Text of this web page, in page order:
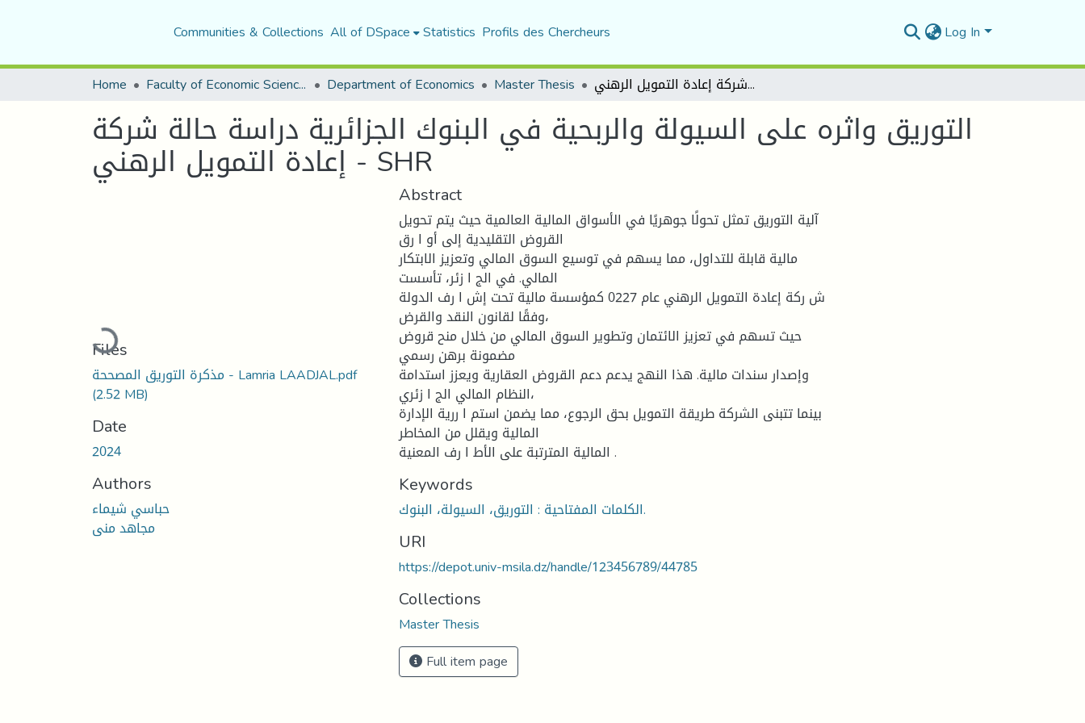
Communities & Collections All of DSpace Statistics Profils des Chercheurs Log In
Home Faculty of Economic Sciences, Commerce and Management Sciences Department of Economics Master Thesis التوريق واثره على السيولة والربحية في البنوك الجزائرية دراسة حالة شركة إعادة التمويل الرهني - SHR
التوريق واثره على السيولة والربحية في البنوك الجزائرية دراسة حالة شركة
إعادة التمويل الرهني - SHR
Loading...
Files
مذكرة التوريق المصححة - Lamria LAADJAL.pdf
(2.52 MB)
Date
2024
Authors
حباسي شيماء
مجاهد منى
Abstract
آلية التوريق تمثل تحولًا جوهريًا في الأسواق المالية العالمية حيث يتم تحويل
القروض التقليدية إلى أو ا رق
مالية قابلة للتداول، مما يسهم في توسيع السوق المالي وتعزيز الابتكار
المالي. في الج ا زئر، تأسست
ش ركة إعادة التمويل الرهني عام 0227 كمؤسسة مالية تحت إش ا رف الدولة
وفقًا لقانون النقد والقرض،
حيث تسهم في تعزيز الائتمان وتطوير السوق المالي من خلال منح قروض
مضمونة برهن رسمي
وإصدار سندات مالية. هذا النهج يدعم دعم القروض العقارية ويعزز استدامة
النظام المالي الج ا زئري،
بينما تتبنى الشركة طريقة التمويل بحق الرجوع، مما يضمن استم ا ررية الإدارة
المالية ويقلل من المخاطر
المالية المترتبة على الأط ا رف المعنية .
Keywords
الكلمات المفتاحية : التوريق، السيولة، البنوك.
URI
https://depot.univ-msila.dz/handle/123456789/44785
Collections
Master Thesis
Full item page